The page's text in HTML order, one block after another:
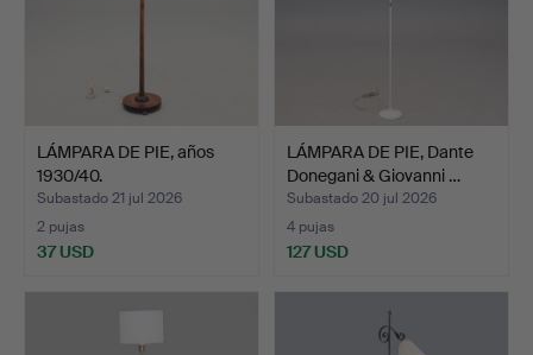
LÁMPARA DE PIE, años
1930/40.
Subastado 21 jul 2026
2 pujas
37 USD
LÁMPARA DE PIE, Dante
Donegani & Giovanni …
Subastado 20 jul 2026
4 pujas
127 USD